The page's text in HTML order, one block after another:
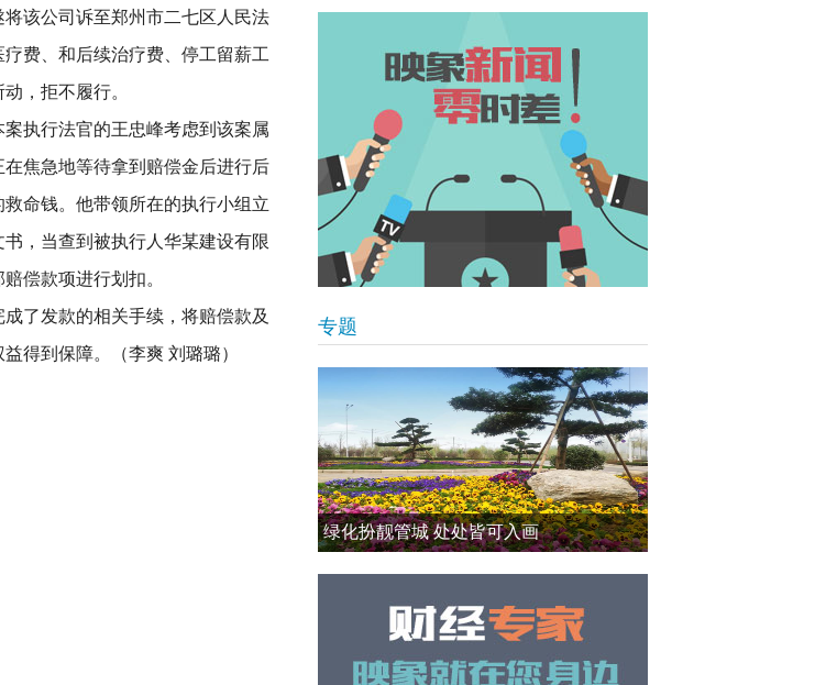
该公司诉至郑州市二七区人民法
费、和后续治疗费、停工留薪工
，拒不履行。
执行法官的王忠峰考虑到该案属
焦急地等待拿到赔偿金后进行后
命钱。他带领所在的执行小组立
，当查到被执行人华某建设有限
偿款项进行划扣。
了发款的相关手续，将赔偿款及
得到保障。（李爽 刘璐璐）
专题
绿化扮靓管城 处处皆可入画